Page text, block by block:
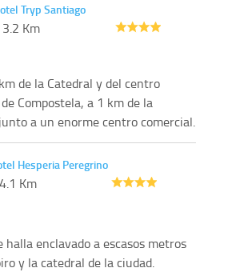
Tryp Santiago
Km
de la Catedral y del centro
Compostela, a 1 km de la
a un enorme centro comercial.
Hesperia Peregrino
Km
enclavado a escasos metros
y la catedral de la ciudad.